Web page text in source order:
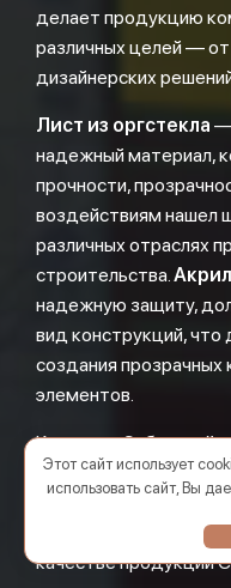
делает продукцию
различных целей —
дизайнерских
Лист из оргстекла —
надежный материал,
прочности,
воздействиям нашел
различных отраслях
строительства.
надежную защиту,
вид конструкций,
создания прозрачных
элементов.
Компания Сибирский
ассортимент листов
оптом, так и в
проекта, клиенты
качестве продукции
Этот сайт использует
использовать сайт, Вы